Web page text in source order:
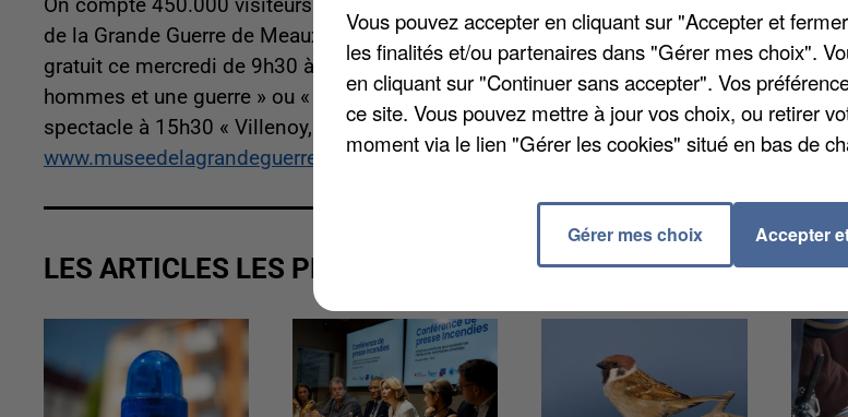
On compte 450.000 visiteurs en quatre ans. Et si vous poussiez vous aussi demain la
de la Grande Guerre de Meaux ? Le site fête son quatrième anniversaire. L’accès aux
gratuit ce mercredi de 9h30 à 18h. Vous pouvez également vous inscrire aux visites
hommes et une guerre » ou « Signer l’Histoire : le musée en langue des signes
spectacle à 15h30 « Villenoy, 14/18 du côté des enfants ». Réservations au 01 60 32
www.museedelagrandeguerre.eu .
LES ARTICLES LES PLUS VUS
Vous pouvez accepter en cliquant sur "Accepter et
les finalités et/ou partenaires dans "Gérer mes choix".
en cliquant sur "Continuer sans accepter". Vos
ce site. Vous pouvez mettre à jour vos choix, ou retirer
moment via le lien "Gérer les cookies" situé en bas de
Gérer mes choix Accepter